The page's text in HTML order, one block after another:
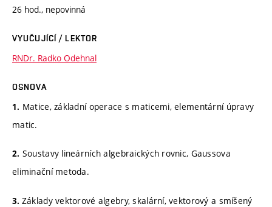
26 hod., nepovinná
VYUČUJÍCÍ / LEKTOR
RNDr. Radko Odehnal
OSNOVA
1. Matice, základní operace s maticemi, elementární úpravy
matic.
2. Soustavy lineárních algebraických rovnic, Gaussova
eliminační metoda.
3. Základy vektorové algebry, skalární, vektorový a smíšený